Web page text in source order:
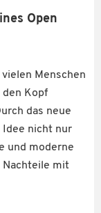
Open
Menschen
den Kopf
das neue
Idee nicht nur
und moderne
Nachteile mit